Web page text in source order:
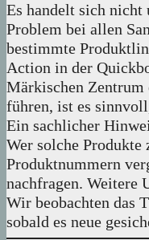
Es handelt sich nicht
Problem bei allen
bestimmte
Action in der
Märkischen Zentrum
führen, ist es
Ein sachlicher
Wer solche Produkte
Produktnummern
nachfragen. Weitere
Wir beobachten das
sobald es neue